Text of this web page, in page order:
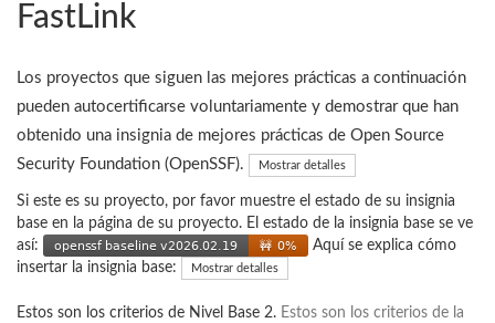
FastLink
Los proyectos que siguen las mejores prácticas a continuación
pueden autocertificarse voluntariamente y demostrar que han
obtenido una insignia de mejores prácticas de Open Source
Security Foundation (OpenSSF).
Mostrar detalles
Si este es su proyecto, por favor muestre el estado de su insignia
base en la página de su proyecto. El estado de la insignia base se ve
así:
Aquí se explica cómo
insertar la insignia base:
Mostrar detalles
Estos son los criterios de Nivel Base 2. Estos son los criterios de la